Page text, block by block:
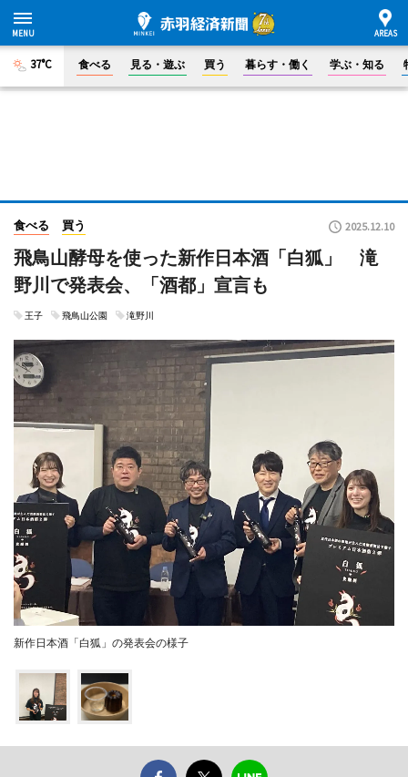
37°C 食べる 見る・遊ぶ 買う 暮らす・働く 学ぶ・知る
食べる 買う 2025.12.10
飛鳥山酵母を使った新作日本酒「白狐」 滝
野川で発表会、「酒都」宣言も
王子 飛鳥山公園 滝野川
新作日本酒「白狐」の発表会の様子